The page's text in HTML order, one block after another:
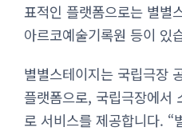
표적인 플랫폼으로는 별
아르코예술기록원 등이 있
별별스테이지는 국립극장
플랫폼으로, 국립극장에서
로 서비스를 제공합니다. “